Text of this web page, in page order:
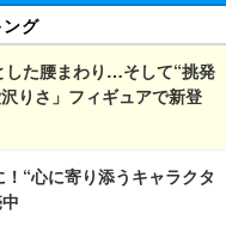
ング
した腰まわり…そして“挑発
りさ」フィギュアで新登
！“心に寄り添うキャラクタ